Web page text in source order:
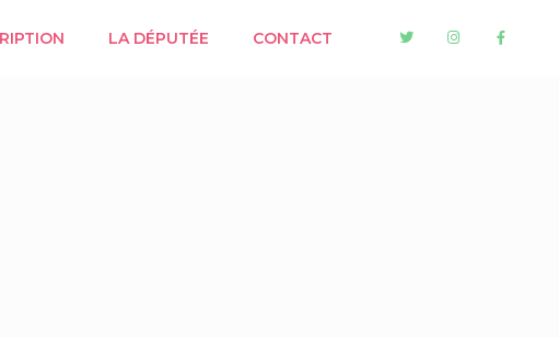
LA DÉPUTÉE CONTACT